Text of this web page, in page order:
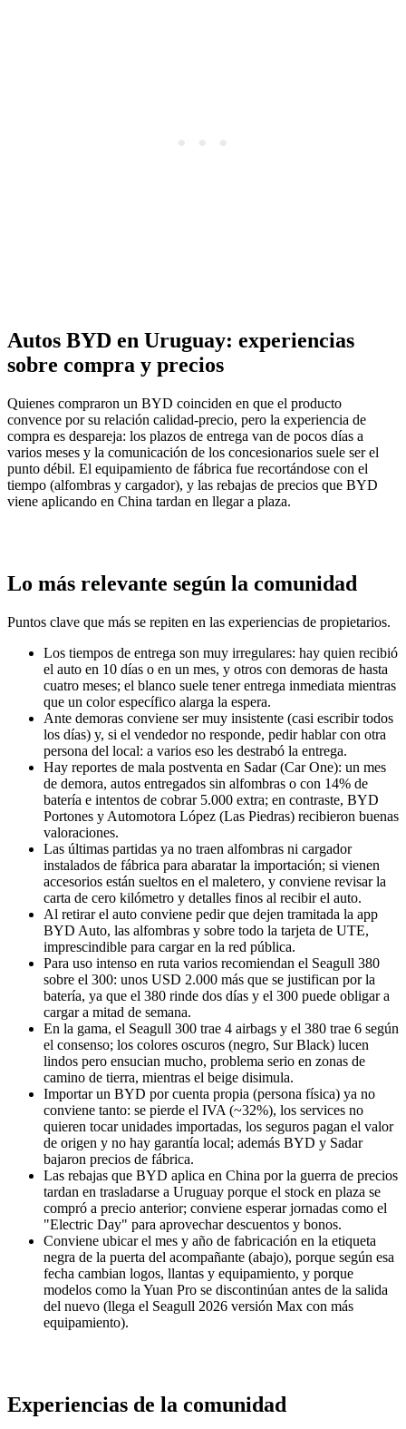
Autos BYD en Uruguay: experiencias
sobre compra y precios
Quienes compraron un BYD coinciden en que el producto
convence por su relación calidad-precio, pero la experiencia de
compra es despareja: los plazos de entrega van de pocos días a
varios meses y la comunicación de los concesionarios suele ser el
punto débil. El equipamiento de fábrica fue recortándose con el
tiempo (alfombras y cargador), y las rebajas de precios que BYD
viene aplicando en China tardan en llegar a plaza.
Lo más relevante según la comunidad
Puntos clave que más se repiten en las experiencias de propietarios.
Los tiempos de entrega son muy irregulares: hay quien recibió
el auto en 10 días o en un mes, y otros con demoras de hasta
cuatro meses; el blanco suele tener entrega inmediata mientras
que un color específico alarga la espera.
Ante demoras conviene ser muy insistente (casi escribir todos
los días) y, si el vendedor no responde, pedir hablar con otra
persona del local: a varios eso les destrabó la entrega.
Hay reportes de mala postventa en Sadar (Car One): un mes
de demora, autos entregados sin alfombras o con 14% de
batería e intentos de cobrar 5.000 extra; en contraste, BYD
Portones y Automotora López (Las Piedras) recibieron buenas
valoraciones.
Las últimas partidas ya no traen alfombras ni cargador
instalados de fábrica para abaratar la importación; si vienen
accesorios están sueltos en el maletero, y conviene revisar la
carta de cero kilómetro y detalles finos al recibir el auto.
Al retirar el auto conviene pedir que dejen tramitada la app
BYD Auto, las alfombras y sobre todo la tarjeta de UTE,
imprescindible para cargar en la red pública.
Para uso intenso en ruta varios recomiendan el Seagull 380
sobre el 300: unos USD 2.000 más que se justifican por la
batería, ya que el 380 rinde dos días y el 300 puede obligar a
cargar a mitad de semana.
En la gama, el Seagull 300 trae 4 airbags y el 380 trae 6 según
el consenso; los colores oscuros (negro, Sur Black) lucen
lindos pero ensucian mucho, problema serio en zonas de
camino de tierra, mientras el beige disimula.
Importar un BYD por cuenta propia (persona física) ya no
conviene tanto: se pierde el IVA (~32%), los services no
quieren tocar unidades importadas, los seguros pagan el valor
de origen y no hay garantía local; además BYD y Sadar
bajaron precios de fábrica.
Las rebajas que BYD aplica en China por la guerra de precios
tardan en trasladarse a Uruguay porque el stock en plaza se
compró a precio anterior; conviene esperar jornadas como el
"Electric Day" para aprovechar descuentos y bonos.
Conviene ubicar el mes y año de fabricación en la etiqueta
negra de la puerta del acompañante (abajo), porque según esa
fecha cambian logos, llantas y equipamiento, y porque
modelos como la Yuan Pro se discontinúan antes de la salida
del nuevo (llega el Seagull 2026 versión Max con más
equipamiento).
Experiencias de la comunidad